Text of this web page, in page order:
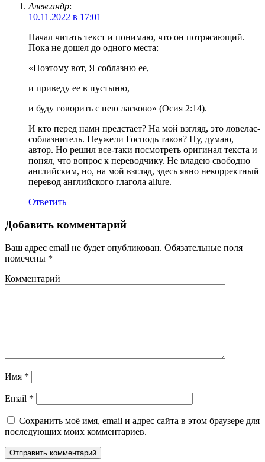
Александр:
10.11.2022 в 17:01
Начал читать текст и понимаю, что он потрясающий.
Пока не дошел до одного места:
«Поэтому вот, Я соблазню ее,
и приведу ее в пустыню,
и буду говорить с нею ласково» (Осия 2:14).
И кто перед нами предстает? На мой взгляд, это ловелас-
соблазнитель. Неужели Господь таков? Ну, думаю,
автор. Но решил все-таки посмотреть оригинал текста и
понял, что вопрос к переводчику. Не владею свободно
английским, но, на мой взгляд, здесь явно некорректный
перевод английского глагола allure.
Ответить
Добавить комментарий
Ваш адрес email не будет опубликован. Обязательные поля
помечены *
Комментарий
Имя *
Email *
Сохранить моё имя, email и адрес сайта в этом браузере для
последующих моих комментариев.